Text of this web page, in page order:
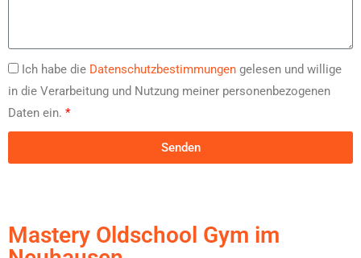
Ich habe die Datenschutzbestimmungen gelesen und willige
in die Verarbeitung und Nutzung meiner personenbezogenen
Daten ein. *
Senden
Mastery Oldschool Gym im